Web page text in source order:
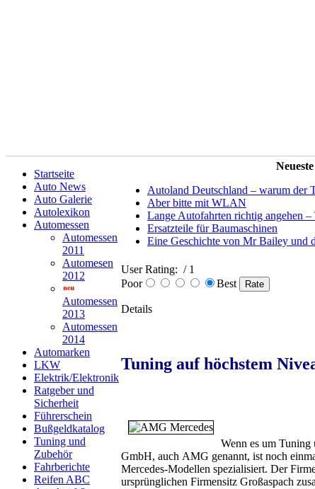
Startseite
Auto News
Auto Galerie
Autolexikon
Automessen
Automessen
2011
Automesen
2012
Automessen
2013
Automessen
2014
Automarken
LKW
Elektrik/Elektronik
Ratgeber und
Sicherheit
Führerschein
Bußgeldkatalog
Tuning und
Zubehör
Fahrberichte
Reifen ABC
Autoland Deutschland – warum der
Aber bitte mit WLAN
Lange Autofahrten richtig angehen
Ersatzteile für Baumaschinen
Eine Geschichte von Mr Bailey und
User Rating: / 1
Poor
Best
Details
Tuning auf höchstem
Wenn es um Tuning
GmbH, auch AMG genannt, ist noch
Mercedes-Modellen spezialisiert. Der
ursprünglichen Firmensitz Großaspach